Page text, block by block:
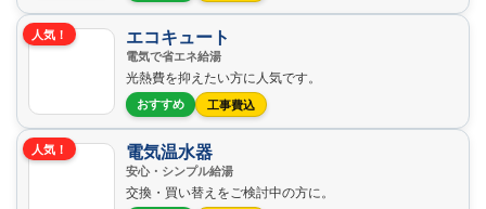
人気！ エコキュート
電気で省エネ給湯
光熱費を抑えたい方に人気です。
おすすめ 工事費込
人気！ 電気温水器
安心・シンプル給湯
交換・買い替えをご検討中の方に。